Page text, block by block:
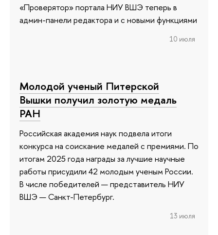
«Проверятор» портала НИУ ВШЭ теперь в
админ-панели редактора и с новыми функциями
10 июля
Молодой ученый Питерской
Вышки получил золотую медаль
РАН
Российская академия наук подвела итоги
конкурса на соискание медалей с премиями. По
итогам 2025 года награды за лучшие научные
работы присудили 42 молодым ученым России.
В числе победителей — представитель НИУ
ВШЭ — Санкт-Петербург.
13 июля